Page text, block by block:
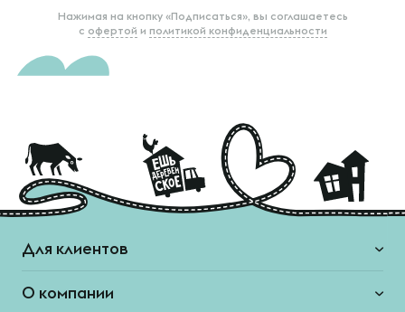
Нажимая на кнопку «Подписаться», вы соглашаетесь
с офертой и политикой конфиденциальности
Для клиентов
О компании